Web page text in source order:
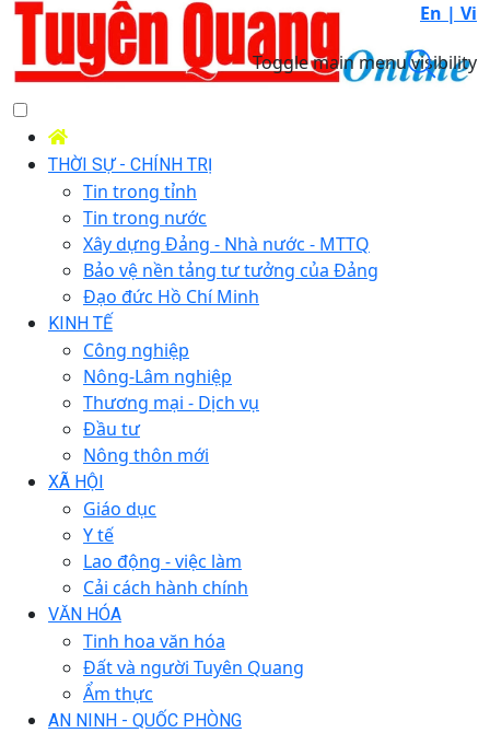
En | Vi
Toggle main menu visibility
THỜI SỰ - CHÍNH TRỊ
Tin trong tỉnh
Tin trong nước
Xây dựng Đảng - Nhà nước - MTTQ
Bảo vệ nền tảng tư tưởng của Đảng
Đạo đức Hồ Chí Minh
KINH TẾ
Công nghiệp
Nông-Lâm nghiệp
Thương mại - Dịch vụ
Đầu tư
Nông thôn mới
XÃ HỘI
Giáo dục
Y tế
Lao động - việc làm
Cải cách hành chính
VĂN HÓA
Tinh hoa văn hóa
Đất và người Tuyên Quang
Ẩm thực
AN NINH - QUỐC PHÒNG